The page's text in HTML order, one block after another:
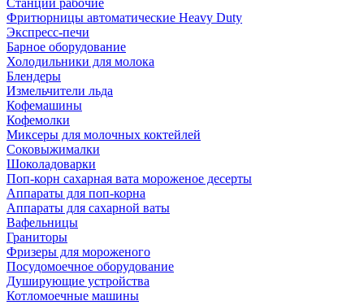
Станции рабочие
Фритюрницы автоматические Heavy Duty
Экспресс-печи
Барное оборудование
Холодильники для молока
Блендеры
Измельчители льда
Кофемашины
Кофемолки
Миксеры для молочных коктейлей
Соковыжималки
Шоколадоварки
Поп-корн сахарная вата мороженое десерты
Аппараты для поп-корна
Аппараты для сахарной ваты
Вафельницы
Граниторы
Фризеры для мороженого
Посудомоечное оборудование
Душирующие устройства
Котломоечные машины